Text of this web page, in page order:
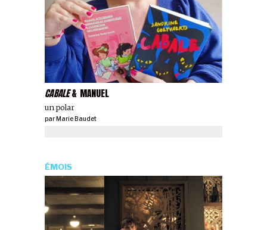
CABALE& MANUEL
un polar
parMarie Baudet
ÉMOIS